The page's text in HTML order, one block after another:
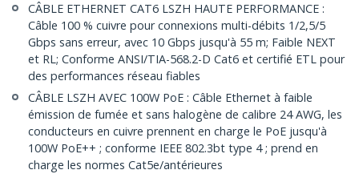
CÂBLE ETHERNET CAT6 LSZH HAUTE PERFORMANCE :
Câble 100 % cuivre pour connexions multi-débits 1/2,5/5
Gbps sans erreur, avec 10 Gbps jusqu'à 55 m; Faible NEXT
et RL; Conforme ANSI/TIA-568.2-D Cat6 et certifié ETL pour
des performances réseau fiables
CÂBLE LSZH AVEC 100W PoE : Câble Ethernet à faible
émission de fumée et sans halogène de calibre 24 AWG, les
conducteurs en cuivre prennent en charge le PoE jusqu'à
100W PoE++ ; conforme IEEE 802.3bt type 4 ; prend en
charge les normes Cat5e/antérieures